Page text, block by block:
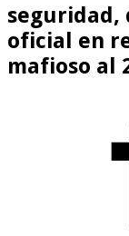
oficial en
mafioso al